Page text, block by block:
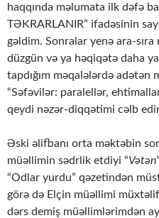
haqqında məlumata ilk dəfə
TƏKRARLANIR” ifadəsinin
gəldim. Sonralar yenə ara-
düzgün və ya həqiqətə daha
tapdığım məqalələrdə adətən
“Səfəvilər: paralellər,
qeydi nəzər-diqqətimi cəlb
Əski əlifbanı orta məktəbin
müəllimin sədrlik etdiyi “Vətən”
“Odlar yurdu” qəzetindən
görə də Elçin müəllimi
dərs demiş müəllimlərimdən